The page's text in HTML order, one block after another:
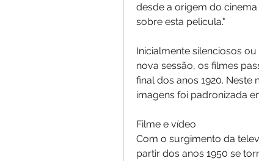
desde a origem do
sobre esta película."
Inicialmente silenciosos
nova sessão, os filmes
final dos anos 1920.
imagens foi padronizada
Filme e vídeo
Com o surgimento da
partir dos anos 1950 se